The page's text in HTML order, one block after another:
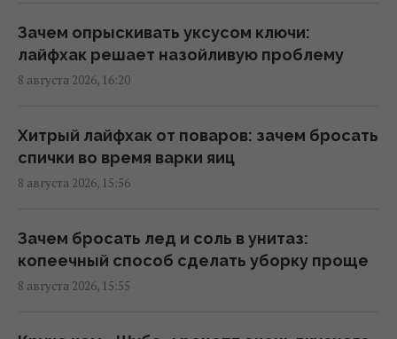
The Mirror
17:26 суббота, 08 августа 2026
электростанцию в США: им поручили
особое задание
17:16 суббота, 08 августа 2026
9 августа: церковный праздник сегодня, о
чем лучше молчать в этот день
17:10 суббота, 08 августа 2026
Зачем опрыскивать уксусом ключи:
лайфхак решает назойливую проблему
8 августа 2026, 16:20
Хитрый лайфхак от поваров: зачем бросать
спички во время варки яиц
8 августа 2026, 15:56
Зачем бросать лед и соль в унитаз:
копеечный способ сделать уборку проще
8 августа 2026, 15:55